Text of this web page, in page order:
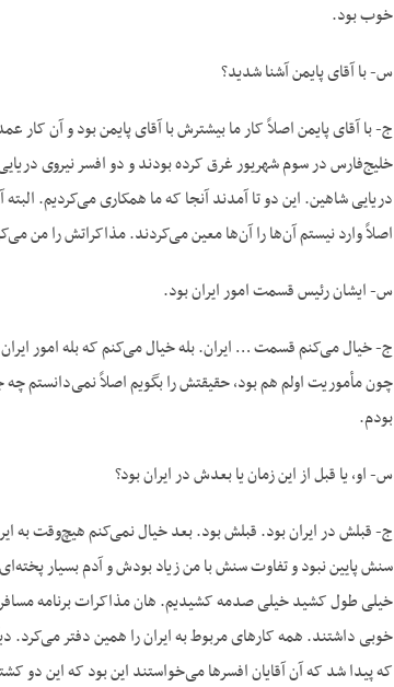
خوب بود.
س- با آقای پایمن آشنا شدید؟
ج- با آقای پایمن اصلاً کار ما بیشترش با آقای پایمن بود و آن
خلیج‌فارس در سوم شهریور غرق کرده بودند و دو افسر نیروی
دریایی شاهین. این دو تا آمدند آنجا که ما همکاری می‌کردیم.
اصلاً وارد نیستم آن‌ها را آن‌ها معین می‌کردند. مذاکراتش را من
س- ایشان رئیس قسمت امور ایران بود.
ج- خیال می‌کنم قسمت … ایران. بله خیال می‌کنم که بله امور
چون مأموریت اولم هم بود، حقیقتش را بگویم اصلاً نمی‌دانستم چه
بودم.
س- او، یا قبل از این زمان یا بعدش در ایران بود؟
ج- قبلش در ایران بود. قبلش بود. بعد خیال نمی‌کنم هیچ‌وقت به
سنش پایین نبود و تفاوت سنش با من زیاد بودش و آدم بسیار
خیلی طول کشید خیلی صدمه کشیدیم. هان مذاکرات برنامه
خوبی داشتند. همه کارهای مربوط به ایران را همین دفتر می‌کرد.
که پیدا شد که آن آقایان افسرها می‌خواستند این بود که این دو